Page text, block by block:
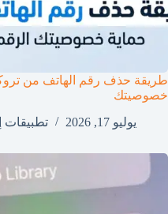
طريقة حذف رقم الهاتف من
خصوصيتك
يوليو 17, 2026
تطبيقات